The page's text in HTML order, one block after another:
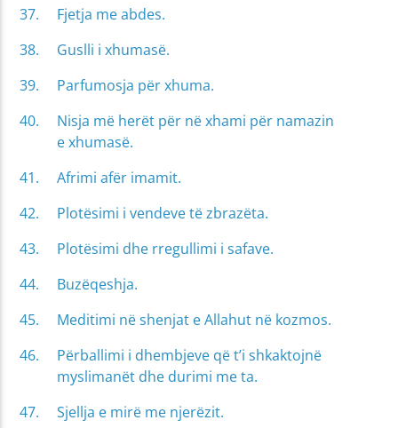
Fjetja me abdes.
Guslli i xhumasë.
Parfumosja për xhuma.
Nisja më herët për në xhami për namazin
e xhumasë.
Afrimi afër imamit.
Plotësimi i vendeve të zbrazëta.
Plotësimi dhe rregullimi i safave.
Buzëqeshja.
Meditimi në shenjat e Allahut në kozmos.
Përballimi i dhembjeve që t’i shkaktojnë
myslimanët dhe durimi me ta.
Sjellja e mirë me njerëzit.